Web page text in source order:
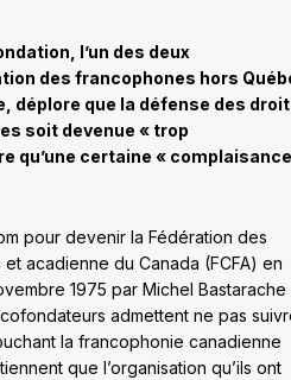
l’un des deux
des francophones hors
déplore que la défense des
soit devenue « trop
qu’une certaine «
pour devenir la Fédération des
acadienne du Canada (FCFA) en
1975 par Michel Bastarache
admettent ne pas
la francophonie canadienne
que l’organisation qu’ils ont